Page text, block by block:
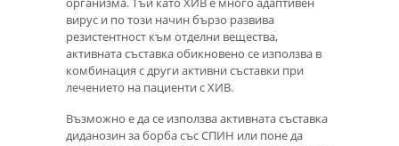
вирус и по този начин бързо развива
резистентност към отделни вещества,
активната съставка обикновено се използва в
комбинация с други активни съставки при
лечението на пациенти с ХИВ.
Възможно е да се използва активната съставка
диданозин за борба със СПИН или поне да